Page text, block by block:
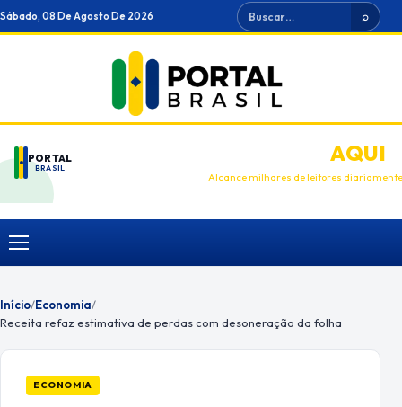
Ir
para
Sábado, 08 De Agosto De 2026 Buscar ⌕
PORTAL
BRASIL
ANUNCIEAQUI
Alcance milhares de leitores diariamente
Menu
Início/Economia/
Receita refaz estimativa de perdas com desoneração da folha
ECONOMIA